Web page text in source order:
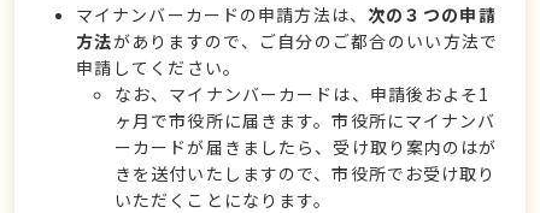
マイナンバーカードの申請方法は、 次の３つの申請
方法がありますので、ご自分のご都合のいい方法で
申請してください。
なお、マイナンバーカードは、申請後およそ1
ヶ月で市役所に届きます。市役所にマイナンバ
ーカードが届きましたら、受け取り案内のはが
きを送付いたしますので、市役所でお受け取り
いただくことになります。